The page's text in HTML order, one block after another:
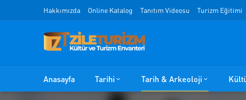
Hakkımızda Online Katalog Tanıtım Videosu Turizm Eğitimi
Anasayfa Tarihi Tarih & Arkeoloji